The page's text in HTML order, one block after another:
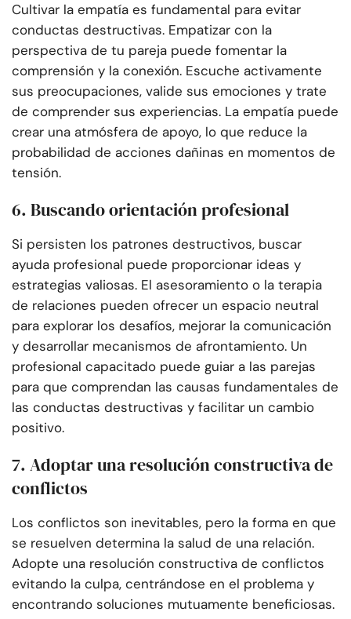
Cultivar la empatía es fundamental para evitar
conductas destructivas. Empatizar con la
perspectiva de tu pareja puede fomentar la
comprensión y la conexión. Escuche activamente
sus preocupaciones, valide sus emociones y trate
de comprender sus experiencias. La empatía puede
crear una atmósfera de apoyo, lo que reduce la
probabilidad de acciones dañinas en momentos de
tensión.
6. Buscando orientación profesional
Si persisten los patrones destructivos, buscar
ayuda profesional puede proporcionar ideas y
estrategias valiosas. El asesoramiento o la terapia
de relaciones pueden ofrecer un espacio neutral
para explorar los desafíos, mejorar la comunicación
y desarrollar mecanismos de afrontamiento. Un
profesional capacitado puede guiar a las parejas
para que comprendan las causas fundamentales de
las conductas destructivas y facilitar un cambio
positivo.
7. Adoptar una resolución constructiva de
conflictos
Los conflictos son inevitables, pero la forma en que
se resuelven determina la salud de una relación.
Adopte una resolución constructiva de conflictos
evitando la culpa, centrándose en el problema y
encontrando soluciones mutuamente beneficiosas.